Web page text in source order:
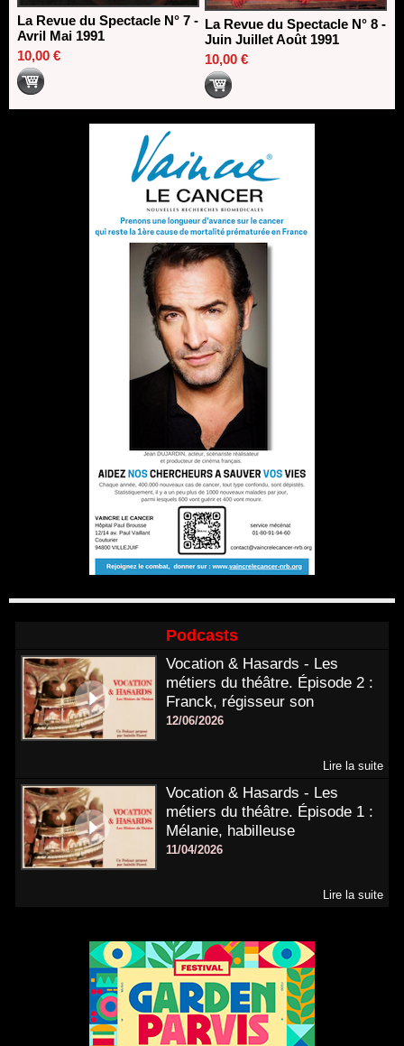
La Revue du Spectacle N° 7 -
Avril Mai 1991
10,00 €
La Revue du Spectacle N° 8 -
Juin Juillet Août 1991
10,00 €
Podcasts
Vocation & Hasards - Les
métiers du théâtre. Épisode 2 :
Franck, régisseur son
12/06/2026
Lire la suite
Vocation & Hasards - Les
métiers du théâtre. Épisode 1 :
Mélanie, habilleuse
11/04/2026
Lire la suite